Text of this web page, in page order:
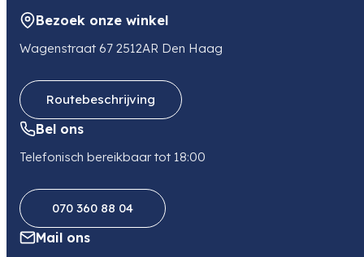
Brandpunt
t/m 60 mm
Lensmount
Nikon Z-Mount (FX)
Bezoek onze winkel
Wagenstraat 67 2512AR Den Haag
Routebeschrijving
Bel ons
Telefonisch bereikbaar tot 18:00
070 360 88 04
Mail ons